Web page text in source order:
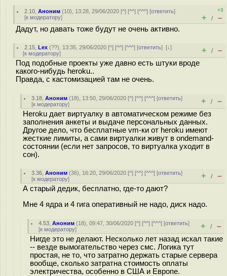
2.10 ,Аноним (10), 13:28, 29/06/2020 [^] [^^] [^^^] [ответить]
[к модератору]
+3
+ / –
Дадут, но давать тоже будут не очень активно.
2.15 ,Lex (??), 13:35, 29/06/2020 [^] [^^] [^^^] [ответить][↓]
[к модератору] + / –
Под подобные проекты уже давно есть штуки вроде
какого-нибудь heroku..
Правда, с кастомизацией там не очень.
3.18 ,Аноним (18), 13:50, 29/06/2020 [^] [^^] [^^^] [ответить]
[к модератору] + / –
Heroku дает виртуалку в автоматическом режиме без
заполнения анкеты и выдаче персональных данных.
Другое дело, что бесплатные vm-ки от heroku имеют
жесткие лимиты, а сами виртуалки живут в ondemand-
состоянии (если нет запросов, то виртуалка уходит в
сон).
3.36 ,Аноним (36), 16:20, 29/06/2020 [^] [^^] [^^^] [ответить]
[к модератору] + / –
А старый дедик, бесплатно, где-то дают?
Мне 4 ядра и 4 гига оперативный не надо, диск надо.
4.53 ,Аноним (18), 09:47, 30/06/2020 [^] [^^] [^^^] [ответить]
[к модератору] + / –
Нигде это не делают. Несколько лет назад искал такие
-- везде вымогательство через смс. Логика тут
простая, не то, что затратно держать старые сервера
вообще, сколько затратна стоимость оплаты
электричества, особенно в США и Европе.